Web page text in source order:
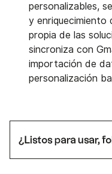
personalizables,
y enriquecimiento
propia de las
sincroniza con
importación de
personalización
¿Listos para usar,